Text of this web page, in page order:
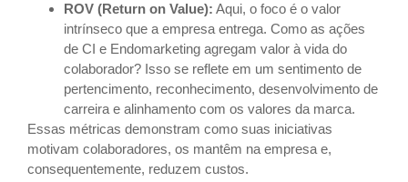
ROV (Return on Value): Aqui, o foco é o valor
intrínseco que a empresa entrega. Como as ações
de CI e Endomarketing agregam valor à vida do
colaborador? Isso se reflete em um sentimento de
pertencimento, reconhecimento, desenvolvimento de
carreira e alinhamento com os valores da marca.
Essas métricas demonstram como suas iniciativas
motivam colaboradores, os mantêm na empresa e,
consequentemente, reduzem custos.